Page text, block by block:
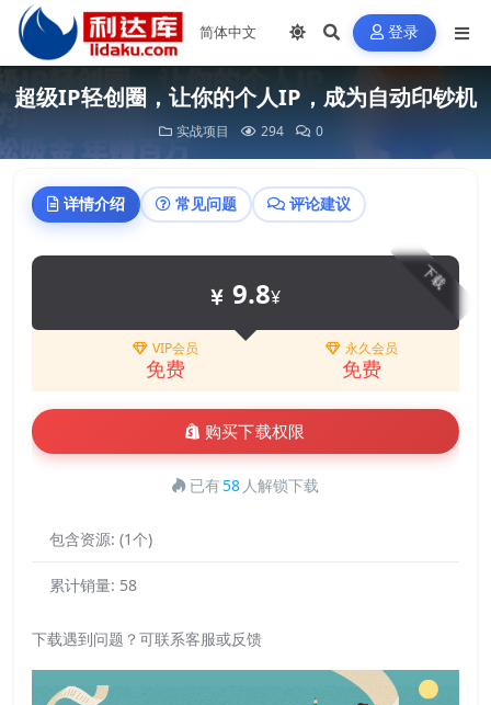
登录
超级IP轻创圈，让你的个人IP，成为自动印钞机
实战项目 294 0
详情介绍 常见问题 评论建议
下载
9.8¥
VIP会员
免费
永久会员
免费
购买下载权限
已有58 人解锁下载
包含资源: (1个)
累计销量: 58
下载遇到问题？可联系客服或反馈